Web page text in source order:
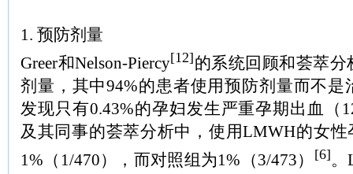
1. 预防剂量
Greer和Nelson-Piercy[12]的系统回顾和荟萃
剂量，其中94%的患者使用预防剂量而不是
发现只有0.43%的孕妇发生严重孕期出血（
及其同事的荟萃分析中，使用LMWH的女
1%（1/470），而对照组为1%（3/473）
[6]。